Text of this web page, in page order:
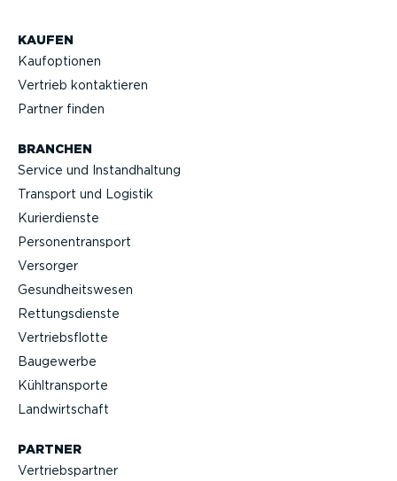
KAUFEN
Kaufop­tionen
Vertrieb kontak­tieren
Partner finden
BRANCHEN
Service und Instand­haltung
Transport und Logistik
Kurier­dienste
Perso­nen­transport
Versorger
Gesund­heits­wesen
Rettungs­dienste
Vertriebs­flotte
Baugewerbe
Kühltrans­porte
Landwirt­schaft
PARTNER
Vertriebs­partner